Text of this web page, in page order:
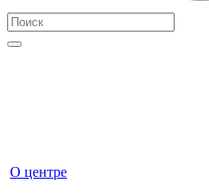
О центре